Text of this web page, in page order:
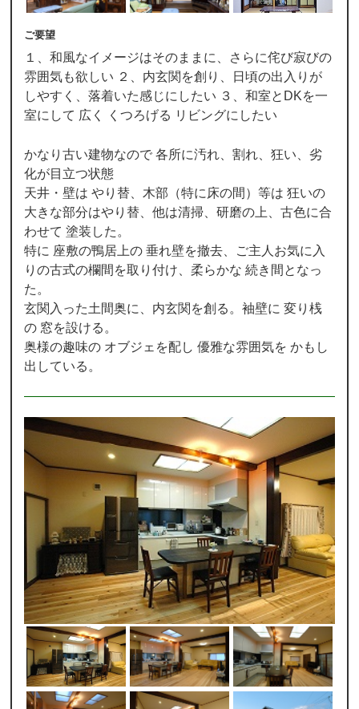
ご要望
１、和風なイメージはそのままに、さらに侘び寂びの
雰囲気も欲しい ２、内玄関を創り、日頃の出入りが
しやすく、落着いた感じにしたい ３、和室とDKを一
室にして 広く くつろげる リビングにしたい
かなり古い建物なので 各所に汚れ、割れ、狂い、劣
化が目立つ状態
天井・壁は やり替、木部（特に床の間）等は 狂いの
大きな部分はやり替、他は清掃、研磨の上、古色に合
わせて 塗装した。
特に 座敷の鴨居上の 垂れ壁を撤去、ご主人お気に入
りの古式の欄間を取り付け、柔らかな 続き間となっ
た。
玄関入った土間奥に、内玄関を創る。袖壁に 変り桟
の 窓を設ける。
奥様の趣味の オブジェを配し 優雅な雰囲気を かもし
出している。